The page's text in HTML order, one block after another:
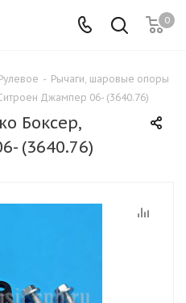
0
- Рычаги, шаровые опоры
Джампер 06- (3640.76)
Боксер,
(3640.76)